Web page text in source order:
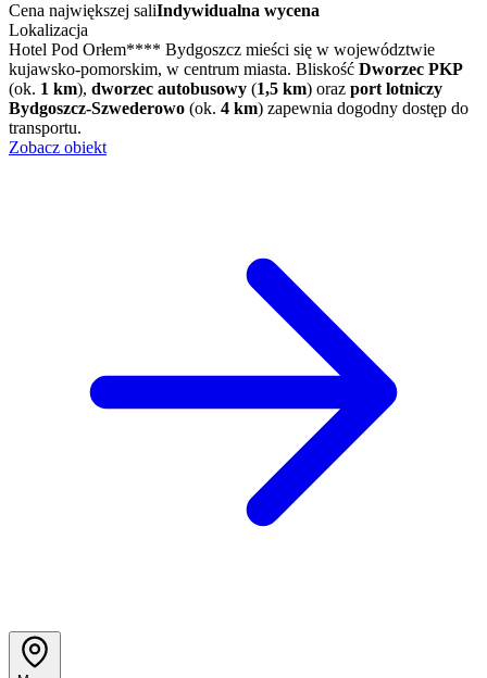
Cena największej saliIndywidualna wycena
Lokalizacja
Hotel Pod Orłem**** Bydgoszcz mieści się w województwie
kujawsko-pomorskim, w centrum miasta. Bliskość Dworzec PKP
(ok. 1 km), dworzec autobusowy (1,5 km) oraz port lotniczy
Bydgoszcz-Szwederowo (ok. 4 km) zapewnia dogodny dostęp do
transportu.
Zobacz obiekt